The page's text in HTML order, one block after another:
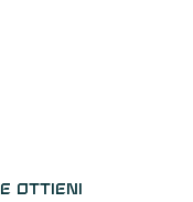
e ottieni